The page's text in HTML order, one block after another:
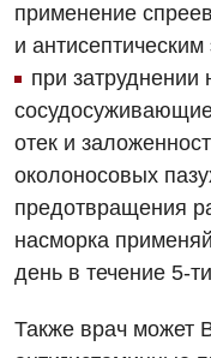
применение
и
при затруднении
отек и
околоносовых
предотвращения
насморка
день в течение 5-
Также врач может